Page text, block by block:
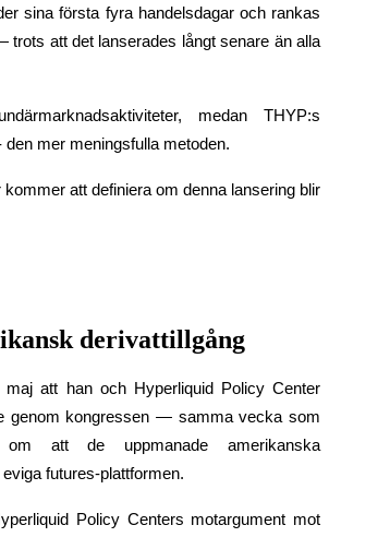
sina första fyra handelsdagar och rankas
trots att det lanserades långt senare än alla
medan THYP:s
mer meningsfulla metoden.
att definiera om denna lansering blir
derivattillgång
att han och Hyperliquid Policy Center
genom kongressen — samma vecka som
om att de uppmanade amerikanska
futures-plattformen.
Policy Centers motargument mot